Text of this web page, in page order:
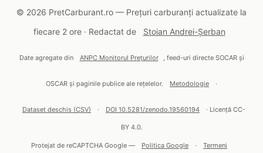
© 2026 PretCarburant.ro — Prețuri carburanți actualizate la
fiecare 2 ore · Redactat de
Stoian Andrei-Șerban
Date agregate din ANPC Monitorul Prețurilor , feed-uri directe SOCAR și
OSCAR și paginile publice ale rețelelor. Metodologie ·
Dataset deschis (CSV) · DOI 10.5281/zenodo.19560194 · Licență CC-
BY 4.0.
Protejat de reCAPTCHA Google — Politica Google · Termeni